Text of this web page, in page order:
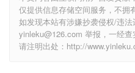
仅提供信息存储空间服务，不拥
如发现本站有涉嫌抄袭侵权/违
yinleku@126.com 举报，一经
请注明出处：http://